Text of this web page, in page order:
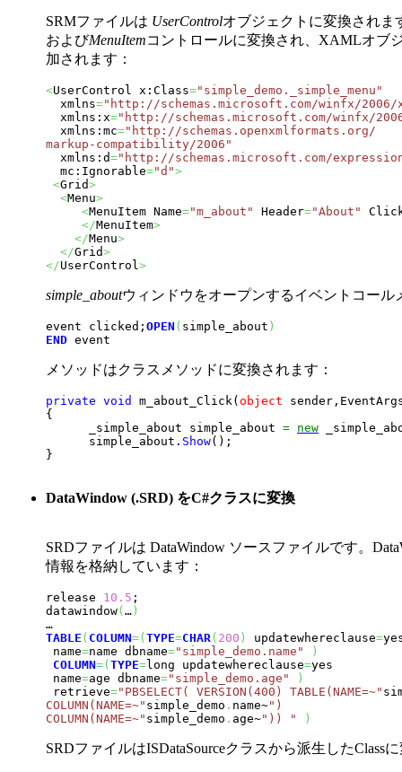
SRMファイルは UserControlオブジェクトに変換されま
およびMenuItemコントロールに変換され、XAMLオブ
加されます：
<UserControl x:Class="simple_demo._simple_menu"
  xmlns
="http://schemas.microsoft.com/winfx/
  xmlns:x
="http://schemas.microsoft.com/winfx/
  xmlns:mc
="http://schemas.openxmlformats.org/
markup-compatibility/2006"
xmlns:d="http://schemas.microsoft.com/
  mc:Ignorable
="d">
<Grid>
<Menu>
<MenuItem Name="m_about" Header="About"
</MenuItem>
</Menu>
</Grid>
</UserControl>
simple_aboutウィンドウをオープンするイベントコール
event clicked; OPEN ( simple_about )
END event
メソッドはクラスメソッドに変換されます：
private void m_about_Click( object
{
_simple_about simple_about = new
      simple_about.
Show( )
}
DataWindow (.SRD) をC#クラスに変換
SRDファイルは DataWindow ソースファイルです。
情報を格納しています：
release 10.5 ;
datawindow( … )
TABLE ( COLUMN=( TYPE=CHAR( 200 ) updatewhereclause=
name=name dbname="simple_demo.name"
)
COLUMN=( TYPE=long updatewhereclause=yes
name=age dbname="simple_demo.age"
)
retrieve="PBSELECT( VERSION(400) TABLE(NAME=~"
COLUMN(NAME=~" simple_demo . name~")
COLUMN(NAME=~" simple_demo . age~")) " )
SRDファイルはISDataSourceクラスから派生したClass